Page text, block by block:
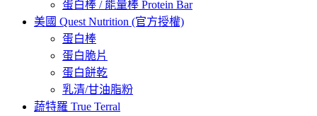
蛋白棒 / 能量棒 Protein Bar
美國 Quest Nutrition (官方授權)
蛋白棒
蛋白脆片
蛋白餅乾
乳清/甘油脂粉
蔬特羅 True Terral